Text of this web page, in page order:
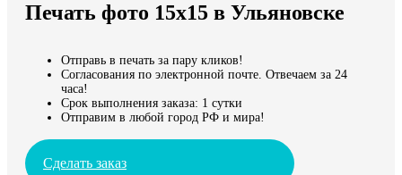
Мы доставляем по всему миру
Продолжить без города
Печать фото 15х15 в Ульяновске
Отправь в печать за пару кликов!
Согласования по электронной почте. Отвечаем за 24
часа!
Срок выполнения заказа: 1 сутки
Отправим в любой город РФ и мира!
Сделать заказ